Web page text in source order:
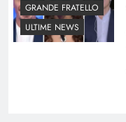
GRANDE FRATELLO
ULTIME NEWS